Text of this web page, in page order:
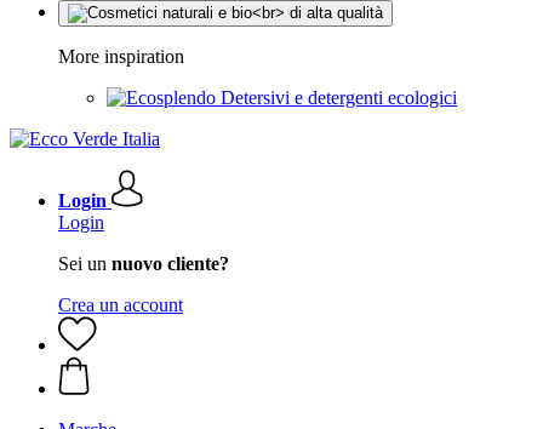
More inspiration
Detersivi e detergenti ecologici
Login
Login
Sei un nuovo cliente?
Crea un account